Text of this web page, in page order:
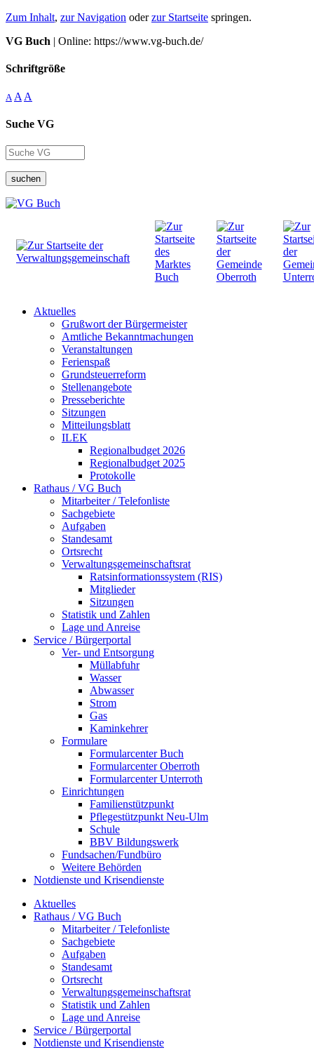
Zum Inhalt, zur Navigation oderzur Startseite springen.
VG Buch | Online: https://www.vg-buch.de/
Schriftgröße
A A A
Suche VG
suchen
Aktuelles
Grußwort der Bürgermeister
Amtliche Bekanntmachungen
Veranstaltungen
Ferienspaß
Grundsteuerreform
Stellenangebote
Presseberichte
Sitzungen
Mitteilungsblatt
ILEK
Regionalbudget 2026
Regionalbudget 2025
Protokolle
Rathaus / VG Buch
Mitarbeiter / Telefonliste
Sachgebiete
Aufgaben
Standesamt
Ortsrecht
Verwaltungsgemeinschaftsrat
Ratsinformationssystem (RIS)
Mitglieder
Sitzungen
Statistik und Zahlen
Lage und Anreise
Service / Bürgerportal
Ver- und Entsorgung
Müllabfuhr
Wasser
Abwasser
Strom
Gas
Kaminkehrer
Formulare
Formularcenter Buch
Formularcenter Oberroth
Formularcenter Unterroth
Einrichtungen
Familienstützpunkt
Pflegestützpunkt Neu-Ulm
Schule
BBV Bildungswerk
Fundsachen/Fundbüro
Weitere Behörden
Notdienste und Krisendienste
Aktuelles
Rathaus / VG Buch
Mitarbeiter / Telefonliste
Sachgebiete
Aufgaben
Standesamt
Ortsrecht
Verwaltungsgemeinschaftsrat
Statistik und Zahlen
Lage und Anreise
Service / Bürgerportal
Notdienste und Krisendienste